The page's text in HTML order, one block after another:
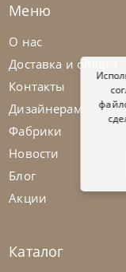
Меню
О нас
Доставка и оплата
Контакты
Дизайнерам
Фабрики
Новости
Блог
Акции
Каталог